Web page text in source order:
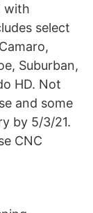
with
select
Suburban,
HD. Not
and some
by 5/3/21.
CNC